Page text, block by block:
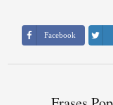
Facebook